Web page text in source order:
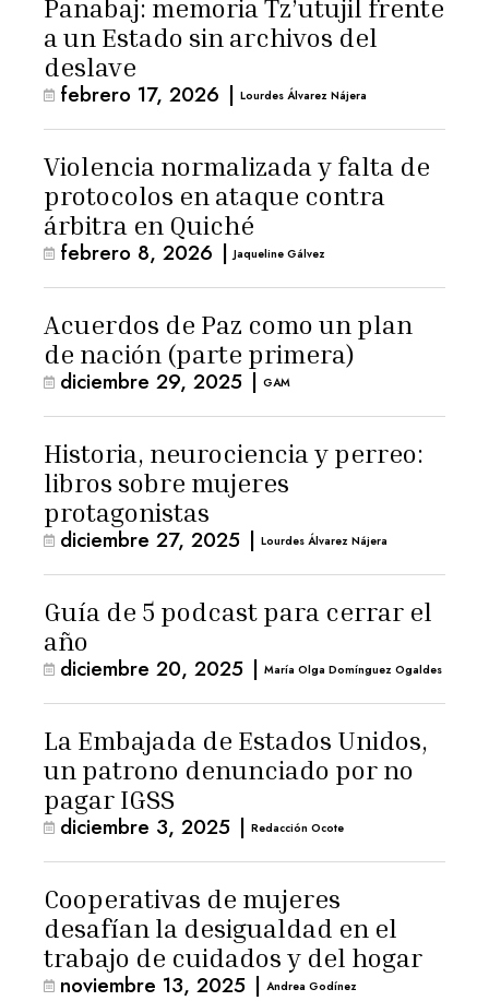
Panabaj: memoria Tz’utujil frente
a un Estado sin archivos del
deslave
febrero 17, 2026 | Lourdes Álvarez Nájera
Violencia normalizada y falta de
protocolos en ataque contra
árbitra en Quiché
febrero 8, 2026 | Jaqueline Gálvez
Acuerdos de Paz como un plan
de nación (parte primera)
diciembre 29, 2025 | GAM
Historia, neurociencia y perreo:
libros sobre mujeres
protagonistas
diciembre 27, 2025 | Lourdes Álvarez Nájera
Guía de 5 podcast para cerrar el
año
diciembre 20, 2025 | María Olga Domínguez Ogaldes
La Embajada de Estados Unidos,
un patrono denunciado por no
pagar IGSS
diciembre 3, 2025 | Redacción Ocote
Cooperativas de mujeres
desafían la desigualdad en el
trabajo de cuidados y del hogar
noviembre 13, 2025 | Andrea Godínez